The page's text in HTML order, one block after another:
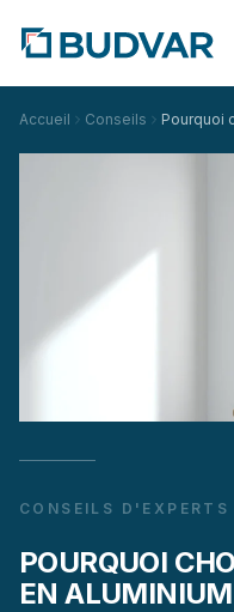
Accueil Conseils Pourquoi
CONSEILS D'EXPERTS
POURQUOI
EN